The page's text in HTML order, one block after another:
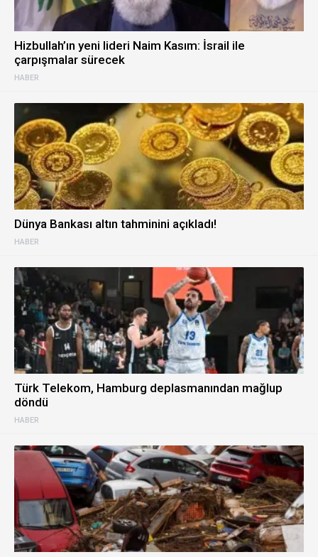
HABER
Hizbullah’ın yeni lideri Naim Kasım: İsrail ile
çarpışmalar sürecek
HABER
Dünya Bankası altın tahminini açıkladı!
HABER
Türk Telekom, Hamburg deplasmanından mağlup
döndü